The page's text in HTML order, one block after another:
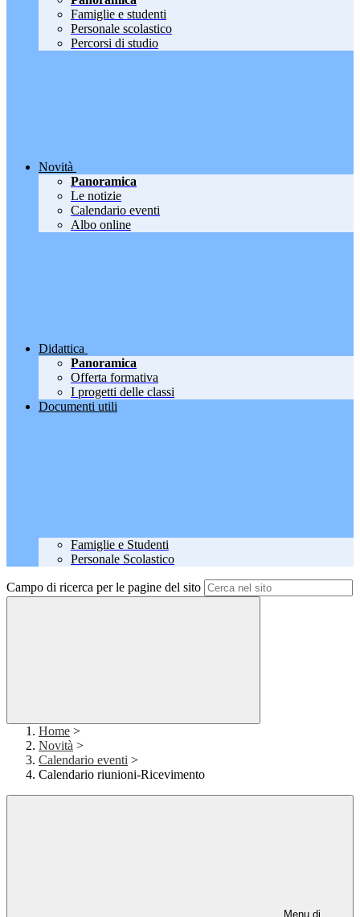
Famiglie e studenti
Personale scolastico
Percorsi di studio
Novità
Panoramica
Le notizie
Calendario eventi
Albo online
Didattica
Panoramica
Offerta formativa
I progetti delle classi
Documenti utili
Famiglie e Studenti
Personale Scolastico
Campo di ricerca per le pagine del sito
Home >
Novità >
Calendario eventi >
Calendario riunioni-Ricevimento
Menu di